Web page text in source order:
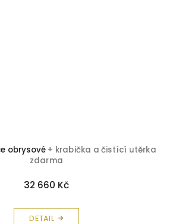
obrysové + krabička a čistící utěrka
zdarma
32 660 Kč
DETAIL